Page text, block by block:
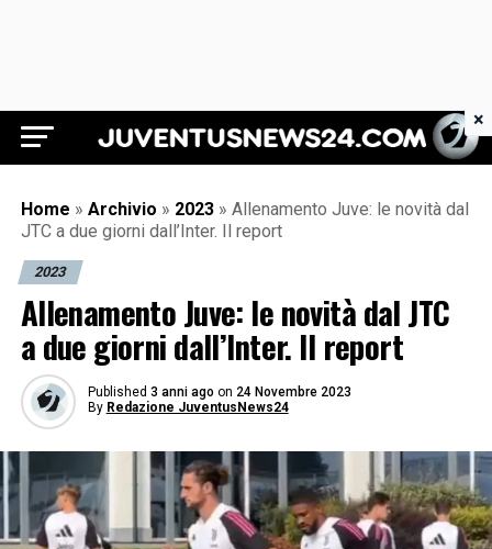
Juventus News 24
Home » Archivio » 2023 » Allenamento Juve: le novità dal
JTC a due giorni dall’Inter. Il report
2023
Allenamento Juve: le novità dal JTC
a due giorni dall’Inter. Il report
Published 3 anni ago on 24 Novembre 2023
By Redazione JuventusNews24
×